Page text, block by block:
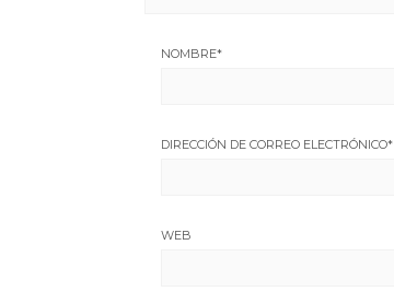
NOMBRE*
DIRECCIÓN DE CORREO ELECTRÓNICO*
WEB